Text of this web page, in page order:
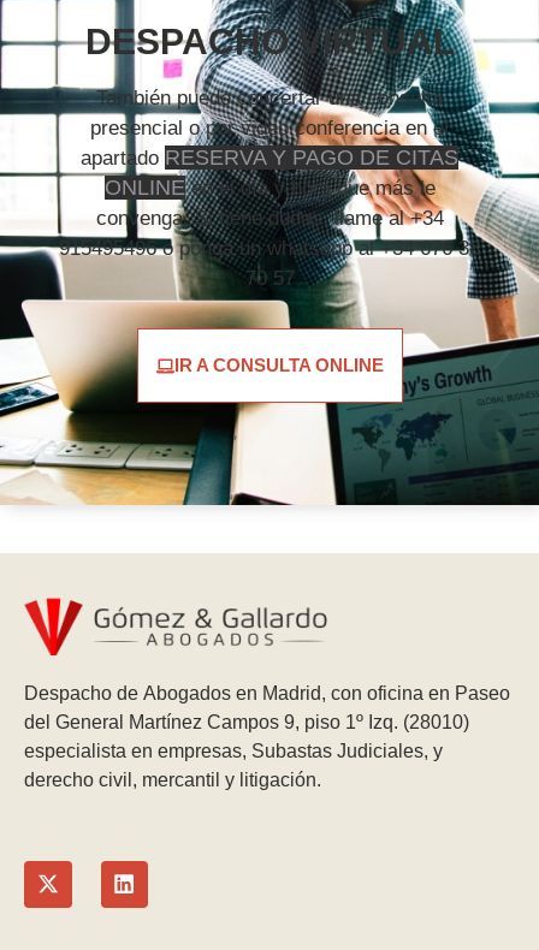
DESPACHO VIRTUAL
También puede concertar una consulta
presencial o por video conferencia en el
apartado RESERVA Y PAGO DE CITAS
ONLINEen el día y hora que más le
convenga. Si tiene dudas, llame al +34
915495496 o ponga un whatsapp al +34 676 38
70 57
IR A CONSULTA ONLINE
Despacho de Abogados en Madrid, con oficina en Paseo
del General Martínez Campos 9, piso 1º Izq. (28010)
especialista en empresas, Subastas Judiciales, y
derecho civil, mercantil y litigación.